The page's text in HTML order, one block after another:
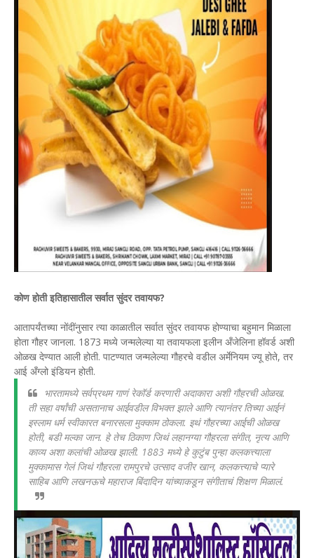
कोण होती इतिहासातील सर्वात सुंदर तवायफ?
आतापर्यंतच्या नोंदींनुसार त्या काळातील सर्वात सुंदर तवायफ होण्याचा बहुमान मिळाला
होता गौहर जानला. 1873 मध्ये जन्मलेल्या या तवायफला इलीन अँजेलिना हॉवर्ड अशी
ओळख देण्यात आली होती. पाटण्यात जन्मलेल्या गौहरचे वडील अर्मेनियम ज्यू होते, तर
आई अँग्लो इंडियन होती.
भारतामध्ये सर्वप्रथम गाणं रेकॉर्ड करणारी अदाकारा अशी गौहरची ओळख.
ती सहा वर्षांची असतानाच आईवडील विभक्त झाले आणि त्यानंतर तिच्या आईनं
इस्लाम धर्म स्वीकारत बनारसला मुक्काम ठोकला. इथं गौहरच्या आईची ओळख
होती, बडी मल्का जान. हे तेच ठिकाण जिथं लहानग्या गौहरला संगीत, नृत्य आणि
काव्य अशा कलांची ओळख झाली. 1883 मध्ये हे कुटुंब पुन्हा कलकत्त्याला
मुक्कामास गेलं जिथं गौहरला रामपुरचे उत्साद वजीर खान, कलकत्त्याचे प्यारे
साहिब आणि लखनऊचे महाराज बिंदादिन यांच्याकडून संगीताचं शिक्षण मिळालं.